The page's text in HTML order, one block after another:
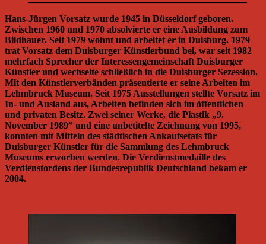
Hans-Jürgen Vorsatz wurde 1945 in Düsseldorf geboren.
Zwischen 1960 und 1970 absolvierte er eine Ausbildung zum
Bildhauer. Seit 1979 wohnt und arbeitet er in Duisburg. 1979
trat Vorsatz dem Duisburger Künstlerbund bei, war seit 1982
mehrfach Sprecher der Interessengemeinschaft Duisburger
Künstler und wechselte schließlich in die Duisburger Sezession.
Mit den Künstlerverbänden präsentierte er seine Arbeiten im
Lehmbruck Museum. Seit 1975 Ausstellungen stellte Vorsatz im
In- und Ausland aus, Arbeiten befinden sich im öffentlichen
und privaten Besitz. Zwei seiner Werke, die Plastik „9.
November 1989” und eine unbetitelte Zeichnung von 1995,
konnten mit Mitteln des städtischen Ankaufsetats für
Duisburger Künstler für die Sammlung des Lehmbruck
Museums erworben werden. Die Verdienstmedaille des
Verdienstordens der Bundesrepublik Deutschland bekam er
2004.